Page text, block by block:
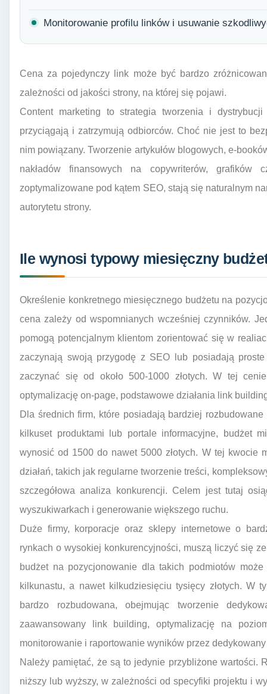
Monitorowanie profilu linków i usuwanie
Cena za pojedynczy link może być bardzo
zależności od jakości strony, na której się pojawi.
Content marketing to strategia tworzenia i
przyciągają i zatrzymują odbiorców. Choć nie jest to
nim powiązany. Tworzenie artykułów blogowych, e-
nakładów finansowych na copywriterów, grafików
zoptymalizowane pod kątem SEO, stają się naturalnym
autorytetu strony.
Ile wynosi typowy miesięczny
Określenie konkretnego miesięcznego budżetu na
cena zależy od wspomnianych wcześniej czynników.
pomogą potencjalnym klientom zorientować się w
zaczynają swoją przygodę z SEO lub posiadają
zaczynać się od około 500-1000 złotych. W tej
optymalizację on-page, podstawowe działania link
Dla średnich firm, które posiadają bardziej
kilkuset produktami lub portale informacyjne, budżet
wynosić od 1500 do nawet 5000 złotych. W tej kwocie
działań, takich jak regularne tworzenie treści,
szczegółowa analiza konkurencji. Celem jest tutaj
wyszukiwarkach i generowanie większego ruchu.
Duże firmy, korporacje oraz sklepy internetowe o
rynkach o wysokiej konkurencyjności, muszą liczyć się
budżet na pozycjonowanie dla takich podmiotów
kilkunastu, a nawet kilkudziesięciu tysięcy złotych. W
bardzo rozbudowana, obejmując tworzenie
zaawansowany link building, optymalizację na
monitorowanie i raportowanie wyników przez
Należy pamiętać, że są to jedynie przybliżone wartości.
niższy lub wyższy, w zależności od specyfiki projektu i